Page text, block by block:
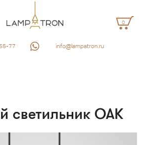
0
77 info@lampatron.ru
светильник OAK